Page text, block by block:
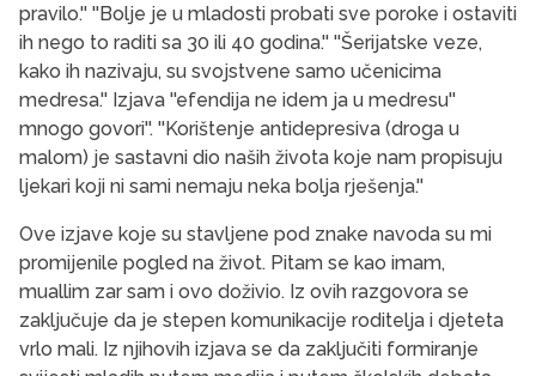
pravilo.'' ''Bolje je u mladosti probati sve poroke i ostaviti
ih nego to raditi sa 30 ili 40 godina.'' ''Šerijatske veze,
kako ih nazivaju, su svojstvene samo učenicima
medresa.'' Izjava ''efendija ne idem ja u medresu''
mnogo govori''. ''Korištenje antidepresiva (droga u
malom) je sastavni dio naših života koje nam propisuju
ljekari koji ni sami nemaju neka bolja rješenja.''
Ove izjave koje su stavljene pod znake navoda su mi
promijenile pogled na život. Pitam se kao imam,
muallim zar sam i ovo doživio. Iz ovih razgovora se
zaključuje da je stepen komunikacije roditelja i djeteta
vrlo mali. Iz njihovih izjava se da zaključiti formiranje